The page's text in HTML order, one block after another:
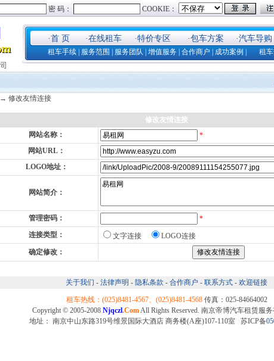
·首 页 ·在线租车 ·特价专区 ·包车方案 ·汽车导购
租车手续| 服务范围 服务团队 增值服务| 合作商户 成功案例 | 租车
→ 修改友情连接
修改友情连接
网站名称：
*
网站URL：
LOGO地址：
网站简介：
管理密码：
*
连接类型：
文字连接
LOGO连接
确定修改：
关于我们 - 法律声明 - 隐私条款 - 合作商户 - 联系方式 - 欢迎链接
租车热线：(025)8481-4567、(025)8481-4568传真：025-84664002
Copyright © 2005-2008 Njqczl.ComAll Rights Reserved. 南京帝博汽车租赁服务
地址： 南京中山东路319号维景国际大酒店 商务楼(A座)107-110室 苏ICP备